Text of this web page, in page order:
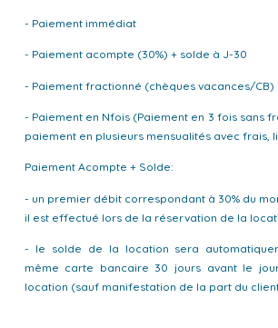
- Paiement immédiat
- Paiement acompte (30%) + solde à J-30
- Paiement fractionné (chèques vacances/CB)
- Paiement en Nfois (Paiement en 3 fois sans
paiement en plusieurs mensualités avec frais,
Paiement Acompte + Solde:
- un premier débit correspondant à 30% du
il est effectué lors de la réservation de la
- le solde de la location sera
même carte bancaire 30 jours avant le
location (sauf manifestation de la part du